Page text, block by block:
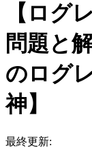
【ログ
問題と
のログ
神】
最終更新: